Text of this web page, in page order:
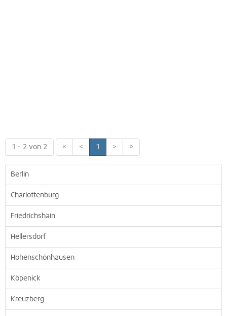
1 - 2 von 2 « < 1 > »
Berlin
Charlottenburg
Friedrichshain
Hellersdorf
Hohenschönhausen
Köpenick
Kreuzberg